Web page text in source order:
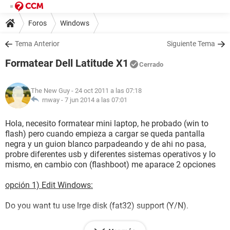
Foros Windows
Tema Anterior Siguiente Tema
Formatear Dell Latitude X1 Cerrado
The New Guy - 24 oct 2011 a las 07:18
rnway - 7 jun 2014 a las 07:01
Hola, necesito formatear mini laptop, he probado (win to
flash) pero cuando empieza a cargar se queda pantalla
negra y un guion blanco parpadeando y de ahi no pasa,
probre diferentes usb y diferentes sistemas operativos y lo
mismo, en cambio con (flashboot) me aparace 2 opciones
opción 1) Edit Windows:
Do you want tu use lrge disk (fat32) support (Y/N).